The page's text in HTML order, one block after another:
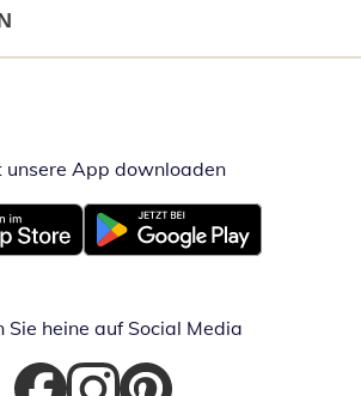
unsere App downloadenÖffnet in
Fenster
Öffnet in neuem Fenster
Sie heine auf Social Media